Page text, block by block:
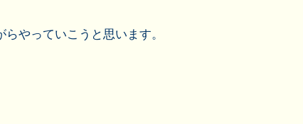
やっていこうと思います。